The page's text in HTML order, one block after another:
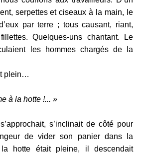
serpettes et ciseaux à la main, le
par terre ; tous causant, riant,
Quelques-uns chantant. Le
les hommes chargés de la
plein…
à la hotte !... »
s’inclinait de côté pour
de vider son panier dans la
hotte était pleine, il descendait